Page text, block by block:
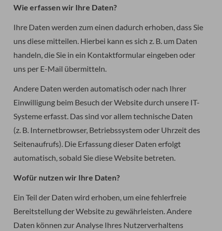
Wie erfassen wir Ihre Daten?
Ihre Daten werden zum einen dadurch erhoben, dass Sie
uns diese mitteilen. Hierbei kann es sich z. B. um Daten
handeln, die Sie in ein Kontaktformular eingeben oder
uns per E-Mail übermitteln.
Andere Daten werden automatisch oder nach Ihrer
Einwilligung beim Besuch der Website durch unsere IT-
Systeme erfasst. Das sind vor allem technische Daten
(z. B. Internetbrowser, Betriebssystem oder Uhrzeit des
Seitenaufrufs). Die Erfassung dieser Daten erfolgt
automatisch, sobald Sie diese Website betreten.
Wofür nutzen wir Ihre Daten?
Ein Teil der Daten wird erhoben, um eine fehlerfreie
Bereitstellung der Website zu gewährleisten. Andere
Daten können zur Analyse Ihres Nutzerverhaltens